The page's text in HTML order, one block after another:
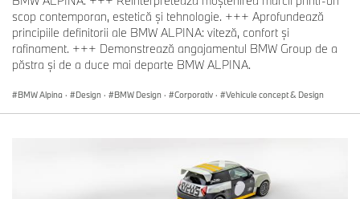
scop contemporan, estetică și tehnologie. +++ Aprofundează
principiile definitorii ale BMW ALPINA: viteză, confort și
rafinament. +++ Demonstrează angajamentul BMW Group de a
păstra și de a duce mai departe BMW ALPINA.
BMW Alpina · Design · BMW Design · Corporativ · Vehicule concept & Design